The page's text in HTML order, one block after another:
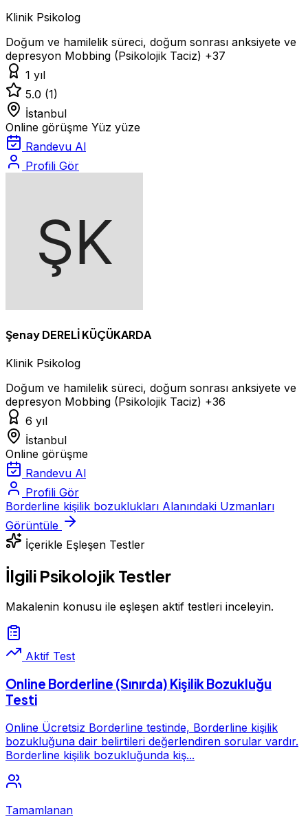
Klinik Psikolog
Doğum ve hamilelik süreci, doğum sonrası anksiyete ve
depresyon Mobbing (Psikolojik Taciz) +37
1 yıl
5.0 (1)
İstanbul
Online görüşme Yüz yüze
Randevu Al
Profili Gör
Şenay DERELİ KÜÇÜKARDA
Klinik Psikolog
Doğum ve hamilelik süreci, doğum sonrası anksiyete ve
depresyon Mobbing (Psikolojik Taciz) +36
6 yıl
İstanbul
Online görüşme
Randevu Al
Profili Gör
Borderline kişilik bozuklukları Alanındaki Uzmanları
Görüntüle
İçerikle Eşleşen Testler
İlgili Psikolojik Testler
Makalenin konusu ile eşleşen aktif testleri inceleyin.
Aktif Test
Online Borderline (Sınırda) Kişilik Bozukluğu
Testi
Online Ücretsiz Borderline testinde, Borderline kişilik
bozukluğuna dair belirtileri değerlendiren sorular vardır.
Borderline kişilik bozukluğunda kiş...
Tamamlanan